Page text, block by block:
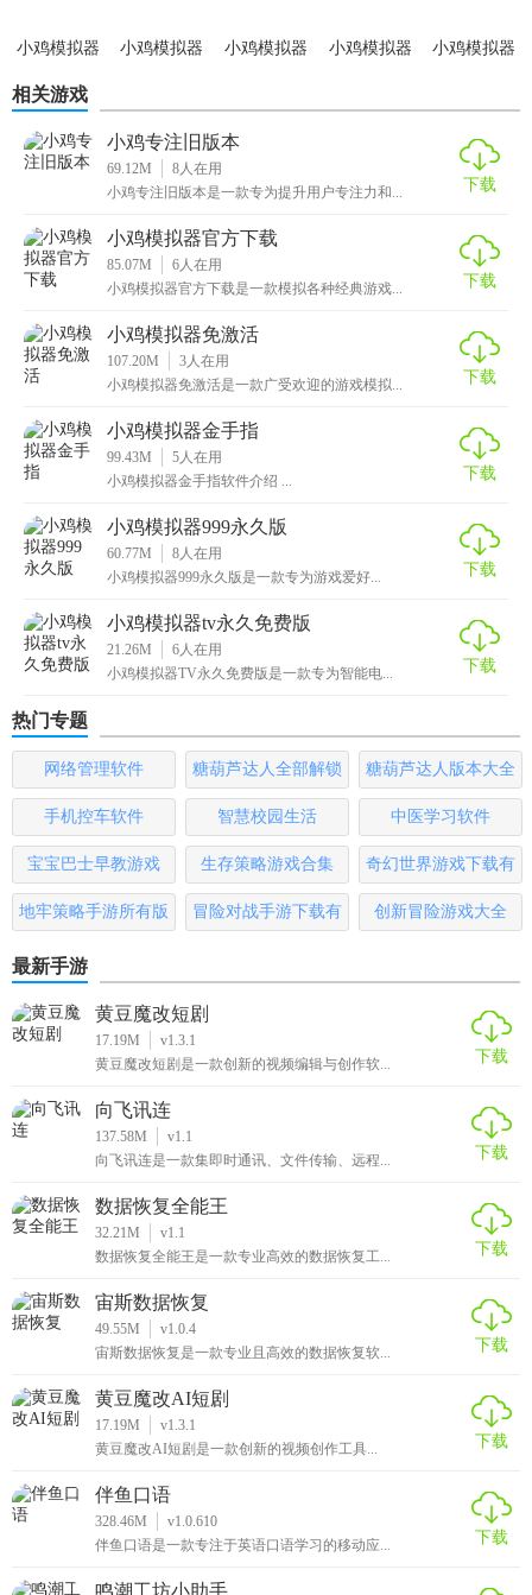
浏览游戏，也可以使用搜索功能快速找到想玩的游戏。
2. 安装与运行游戏：点击游戏图标即可一键安装，安装完成
后即可运行游戏，无需繁琐的设置。
3. 设置手柄与存档：根据自己的需求设置手柄按键，随时保
【小鸡模拟器旧版本点评】
小鸡模拟器旧版本是一款功能强大、资源丰富的游戏模拟器
软件，为玩家提供了多样化的游戏资源和便捷的操作体验。
无论是怀旧的游戏爱好者还是寻找新乐趣的玩家，都能在这
款软件中找到心仪的游戏。软件界面简洁直观，操作方便，
且支持多种手柄和联机对战功能，为玩家提供了更佳的游戏
体验。
小鸡模拟器
小鸡模拟器
小鸡模拟器
小鸡模拟器
小鸡模拟器
相关游戏
小鸡专注旧版本
69.12M 8 人在用
小鸡专注旧版本是一款专为提升用户专注力和...
下载
小鸡模拟器官方下载
85.07M 6 人在用
小鸡模拟器官方下载是一款模拟各种经典游戏...
下载
小鸡模拟器免激活
107.20M 3 人在用
小鸡模拟器免激活是一款广受欢迎的游戏模拟...
下载
小鸡模拟器金手指
99.43M 5 人在用
下载
小鸡模拟器999永久版
60.77M 8 人在用
小鸡模拟器999永久版是一款专为游戏爱好...
下载
小鸡模拟器tv永久免费版
21.26M 6 人在用
小鸡模拟器TV永久免费版是一款专为智能电...
下载
热门专题
网络管理软件
糖葫芦达人全部解锁
版
糖葫芦达人版本大全
手机控车软件 智慧校园生活 中医学习软件
宝宝巴士早教游戏 生存策略游戏合集
奇幻世界游戏下载有
哪些
地牢策略手游所有版
冒险对战手游下载有
创新冒险游戏大全
最新手游
黄豆魔改短剧
17.19M
v1.3.1
黄豆魔改短剧是一款创新的视频编辑与创作软...
下载
向飞讯连
137.58M
v1.1
向飞讯连是一款集即时通讯、文件传输、远程...
下载
数据恢复全能王
32.21M
v1.1
数据恢复全能王是一款专业高效的数据恢复工...
下载
宙斯数据恢复
49.55M
v1.0.4
宙斯数据恢复是一款专业且高效的数据恢复软...
下载
黄豆魔改AI短剧
17.19M
v1.3.1
黄豆魔改AI短剧是一款创新的视频创作工具...
下载
伴鱼口语
328.46M
v1.0.610
伴鱼口语是一款专注于英语口语学习的移动应...
下载
鸣潮工坊小助手